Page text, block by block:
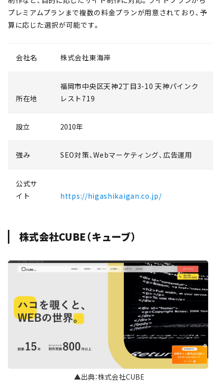
プレミアムプランまで複数の料金プランが用意されており、予
算に応じた選択が可能です。
会社名 株式会社東海岸
所在地
福岡市中央区天神2丁目3-10 天神パインク
レスト719
設立 2010年
強み SEO対策、Webマーケティング、広告運用
公式サ
イト
https://higashikaigan.co.jp/
株式会社CUBE（キューブ）
▲出典：株式会社CUBE